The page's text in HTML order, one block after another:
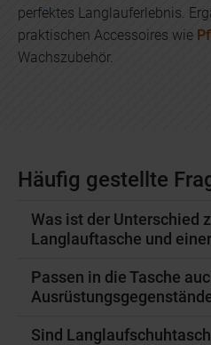
perfektes Langlauferlebnis.
praktischen Accessoires wie
Wachszubehör.
Häufig gestellte
Was ist der Unterschied
Langlauftasche und
Passen in die Tasche
Sind